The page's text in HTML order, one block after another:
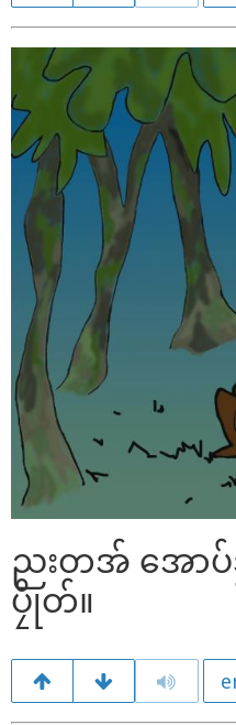
ညးတအ် အောပ်
ပၠိုတ်။